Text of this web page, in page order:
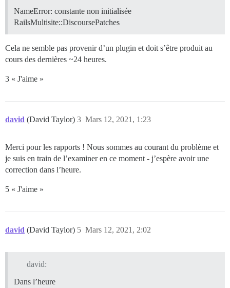
## TODO : Le nom de domaine auquel cette instance
## Requis. Discourse ne fonctionnera pas avec une
## Décommentez si vous souhaitez que le conteneur
## nom d'hôte (option -h) que spécifié ci-dessus
## TODO : Le serveur SMTP de messagerie utilisé
  DISCOURSE_SMTP_ADDRESS: # redacted
  DISCOURSE_SMTP_PORT: 25
  #DISCOURSE_SMTP_USER_NAME: foo
DISCOURSE_SMTP_ENABLE_START_TLS: false           #
## L'adresse CDN http ou https pour cette instance
  DISCOURSE_LOAD_MINI_PROFILER: false
NameError: constante non initialisée
RailsMultisite::DiscoursePatches
Cela ne semble pas provenir d’un plugin et doit s’être produit au
cours des dernières ~24 heures.
3 « J'aime »
david (David Taylor) Mars 12, 2021, 1:23
3
Merci pour les rapports ! Nous sommes au courant du problème et
je suis en train de l’examiner en ce moment - j’espère avoir une
correction dans l’heure.
5 « J'aime »
david (David Taylor) Mars 12, 2021, 2:02
5
david:
Dans l’heure